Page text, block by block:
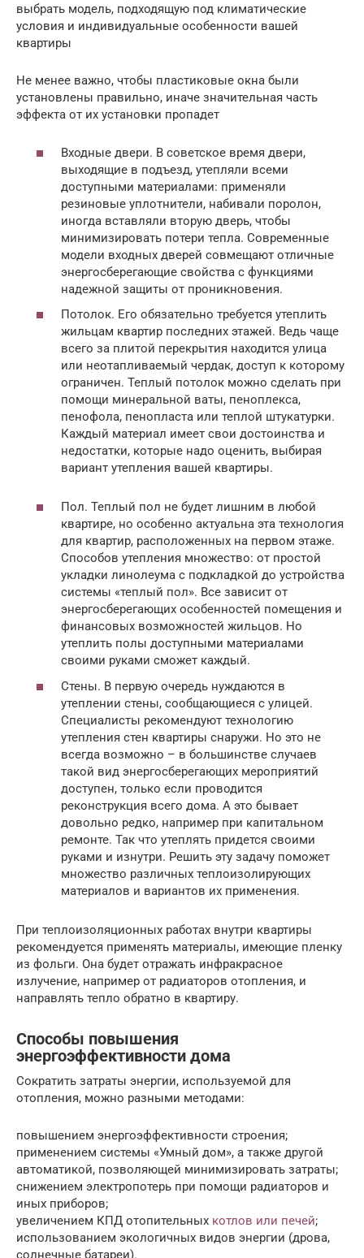
выбрать модель, подходящую под климатические
условия и индивидуальные особенности вашей
квартиры
Не менее важно, чтобы пластиковые окна были
установлены правильно, иначе значительная часть
эффекта от их установки пропадет
Входные двери. В советское время двери,
выходящие в подъезд, утепляли всеми
доступными материалами: применяли
резиновые уплотнители, набивали поролон,
иногда вставляли вторую дверь, чтобы
минимизировать потери тепла. Современные
модели входных дверей совмещают отличные
энергосберегающие свойства с функциями
надежной защиты от проникновения.
Потолок. Его обязательно требуется утеплить
жильцам квартир последних этажей. Ведь чаще
всего за плитой перекрытия находится улица
или неотапливаемый чердак, доступ к которому
ограничен. Теплый потолок можно сделать при
помощи минеральной ваты, пеноплекса,
пенофола, пенопласта или теплой штукатурки.
Каждый материал имеет свои достоинства и
недостатки, которые надо оценить, выбирая
вариант утепления вашей квартиры.
Пол. Теплый пол не будет лишним в любой
квартире, но особенно актуальна эта технология
для квартир, расположенных на первом этаже.
Способов утепления множество: от простой
укладки линолеума с подкладкой до устройства
системы «теплый пол». Все зависит от
энергосберегающих особенностей помещения и
финансовых возможностей жильцов. Но
утеплить полы доступными материалами
своими руками сможет каждый.
Стены. В первую очередь нуждаются в
утеплении стены, сообщающиеся с улицей.
Специалисты рекомендуют технологию
утепления стен квартиры снаружи. Но это не
всегда возможно – в большинстве случаев
такой вид энергосберегающих мероприятий
доступен, только если проводится
реконструкция всего дома. А это бывает
довольно редко, например при капитальном
ремонте. Так что утеплять придется своими
руками и изнутри. Решить эту задачу поможет
множество различных теплоизолирующих
материалов и вариантов их применения.
При теплоизоляционных работах внутри квартиры
рекомендуется применять материалы, имеющие пленку
из фольги. Она будет отражать инфракрасное
излучение, например от радиаторов отопления, и
направлять тепло обратно в квартиру.
Способы повышения
энергоэффективности дома
Сократить затраты энергии, используемой для
отопления, можно разными методами:
повышением энергоэффективности строения;
применением системы «Умный дом», а также другой
автоматикой, позволяющей минимизировать затраты;
снижением электропотерь при помощи радиаторов и
иных приборов;
увеличением КПД отопительных котлов или печей;
использованием экологичных видов энергии (дрова,
солнечные батареи).